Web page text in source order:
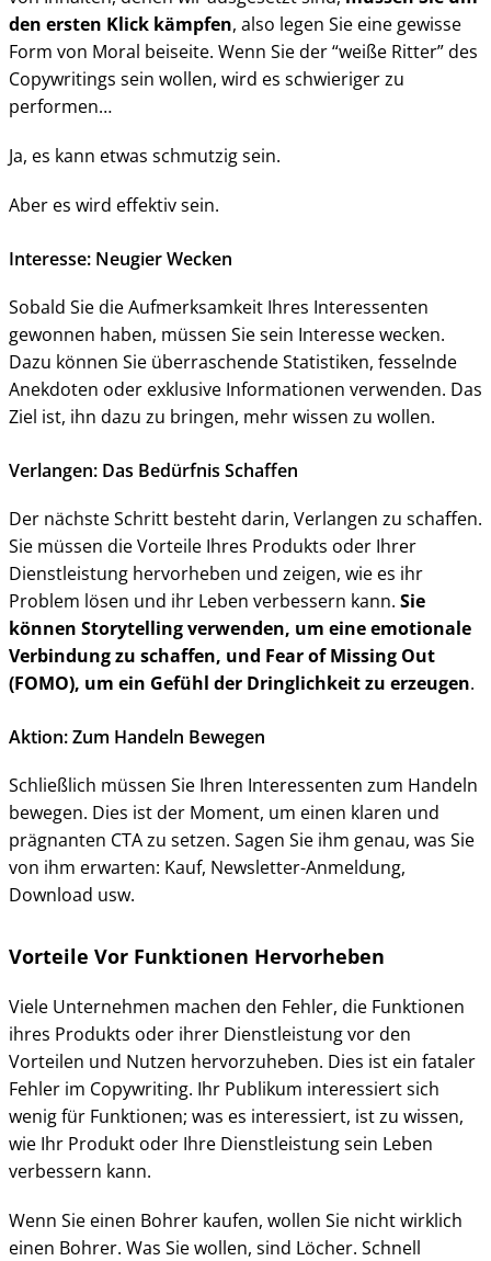
den ersten Klick kämpfen, also legen Sie eine gewisse
Form von Moral beiseite. Wenn Sie der “weiße Ritter” des
Copywritings sein wollen, wird es schwieriger zu
performen…
Ja, es kann etwas schmutzig sein.
Aber es wird effektiv sein.
Interesse: Neugier Wecken
Sobald Sie die Aufmerksamkeit Ihres Interessenten
gewonnen haben, müssen Sie sein Interesse wecken.
Dazu können Sie überraschende Statistiken, fesselnde
Anekdoten oder exklusive Informationen verwenden. Das
Ziel ist, ihn dazu zu bringen, mehr wissen zu wollen.
Verlangen: Das Bedürfnis Schaffen
Der nächste Schritt besteht darin, Verlangen zu schaffen.
Sie müssen die Vorteile Ihres Produkts oder Ihrer
Dienstleistung hervorheben und zeigen, wie es ihr
Problem lösen und ihr Leben verbessern kann. Sie
können Storytelling verwenden, um eine emotionale
Verbindung zu schaffen, und Fear of Missing Out
(FOMO), um ein Gefühl der Dringlichkeit zu erzeugen.
Aktion: Zum Handeln Bewegen
Schließlich müssen Sie Ihren Interessenten zum Handeln
bewegen. Dies ist der Moment, um einen klaren und
prägnanten CTA zu setzen. Sagen Sie ihm genau, was Sie
von ihm erwarten: Kauf, Newsletter-Anmeldung,
Download usw.
Vorteile Vor Funktionen Hervorheben
Viele Unternehmen machen den Fehler, die Funktionen
ihres Produkts oder ihrer Dienstleistung vor den
Vorteilen und Nutzen hervorzuheben. Dies ist ein fataler
Fehler im Copywriting. Ihr Publikum interessiert sich
wenig für Funktionen; was es interessiert, ist zu wissen,
wie Ihr Produkt oder Ihre Dienstleistung sein Leben
verbessern kann.
Wenn Sie einen Bohrer kaufen, wollen Sie nicht wirklich
einen Bohrer. Was Sie wollen, sind Löcher. Schnell